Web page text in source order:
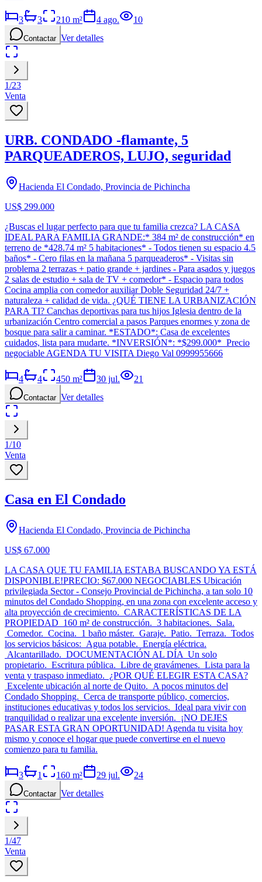
3 3 210 m² 4 ago. 10
Contactar Ver detalles
1/23
Venta
URB. CONDADO -flamante, 5
PARQUEADEROS, LUJO, seguridad
Hacienda El Condado, Provincia de Pichincha
US$ 299.000
¿Buscas el lugar perfecto para que tu familia crezca? LA CASA
IDEAL PARA FAMILIA GRANDE:* 384 m² de construcción* en
terreno de *428.74 m² 5 habitaciones* - Todos tienen su espacio 4.5
baños* - Cero filas en la mañana 5 parqueaderos* - Visitas sin
problema 2 terrazas + patio grande + jardines - Para asados y juegos
2 salas de estudio + sala de TV + comedor* - Espacio para todos
Cocina amplia con comedor auxiliar Doble Seguridad 24/7 +
naturaleza + calidad de vida. ¿QUÉ TIENE LA URBANIZACIÓN
PARA TI? Canchas deportivas para tus hijos Iglesia dentro de la
urbanización Centro comercial a pasos Parques enormes y zona de
bosque para salir a caminar. *ESTADO*: Casa de excelentes
cuidados, lista para mudarte. *INVERSIÓN*: *$299.000* Precio
negociable AGENDA TU VISITA Diego Val 0999955666
4 4 450 m² 30 jul. 21
Contactar Ver detalles
1/10
Venta
Casa en El Condado
Hacienda El Condado, Provincia de Pichincha
US$ 67.000
LA CASA QUE TU FAMILIA ESTABA BUSCANDO YA ESTÁ
DISPONIBLE!PRECIO: $67.000 NEGOCIABLES Ubicación
privilegiada Sector - Consejo Provincial de Pichincha, a tan solo 10
minutos del Condado Shopping, en una zona con excelente acceso y
alta proyección de crecimiento. CARACTERÍSTICAS DE LA
PROPIEDAD 160 m² de construcción. 3 habitaciones. Sala.
Comedor. Cocina. 1 baño máster. Garaje. Patio. Terraza. Todos
los servicios básicos: Agua potable. Energía eléctrica.
Alcantarillado. DOCUMENTACIÓN AL DÍA Un solo
propietario. Escritura pública. Libre de gravámenes. Lista para la
venta y traspaso inmediato. ¿POR QUÉ ELEGIR ESTA CASA?
Excelente ubicación al norte de Quito. A pocos minutos del
Condado Shopping. Cerca de transporte público, comercios,
instituciones educativas y todos los servicios. Ideal para vivir con
tranquilidad o realizar una excelente inversión. ¡NO DEJES
PASAR ESTA GRAN OPORTUNIDAD! Agenda tu visita hoy
mismo y conoce el hogar que puede convertirse en el nuevo
comienzo para tu familia.
3 1 160 m² 29 jul. 24
Contactar Ver detalles
1/47
Venta